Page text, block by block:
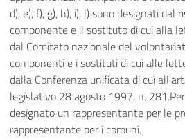
d), e), f), g), h), i), l) sono designati dal
componente e il sostituto di cui alla
dal Comitato nazionale del
componenti e i sostituti di cui alle
dalla Conferenza unificata di cui
legislativo 28 agosto 1997, n.
designato un rappresentante per le
rappresentante per i comuni.